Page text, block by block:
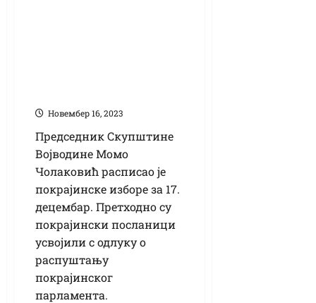
Новембер 16, 2023
Председник Скупштине
Војводине Момо
Чолаковић расписао је
покрајинске изборе за 17.
децембар. Претходно су
покрајински посланици
усвојили с одлуку о
распуштању
покрајинског
парламента.